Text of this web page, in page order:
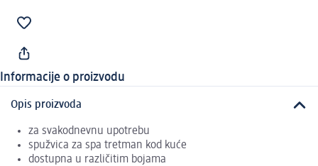
Informacije o proizvodu
Opis proizvoda
za svakodnevnu upotrebu
spužvica za spa tretman kod kuće
dostupna u različitim bojama